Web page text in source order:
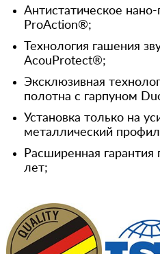
Антистатическое
ProAction®;
Технология гашения
AcouProtect®;
Эксклюзивная
полотна с гарпуном
Установка только на
металлический
Расширенная
лет;